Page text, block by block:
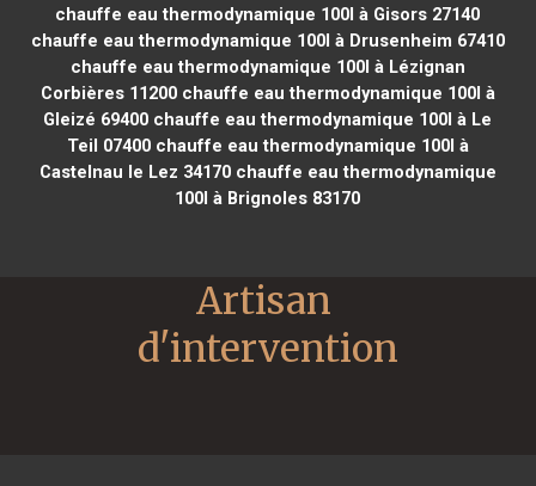
chauffe eau thermodynamique 100l à Gisors 27140
chauffe eau thermodynamique 100l à Drusenheim 67410
chauffe eau thermodynamique 100l à Lézignan
Corbières 11200chauffe eau thermodynamique 100l à
Gleizé 69400 chauffe eau thermodynamique 100l à Le
Teil 07400chauffe eau thermodynamique 100l à
Castelnau le Lez 34170chauffe eau thermodynamique
100l à Brignoles 83170
Artisan
d'intervention